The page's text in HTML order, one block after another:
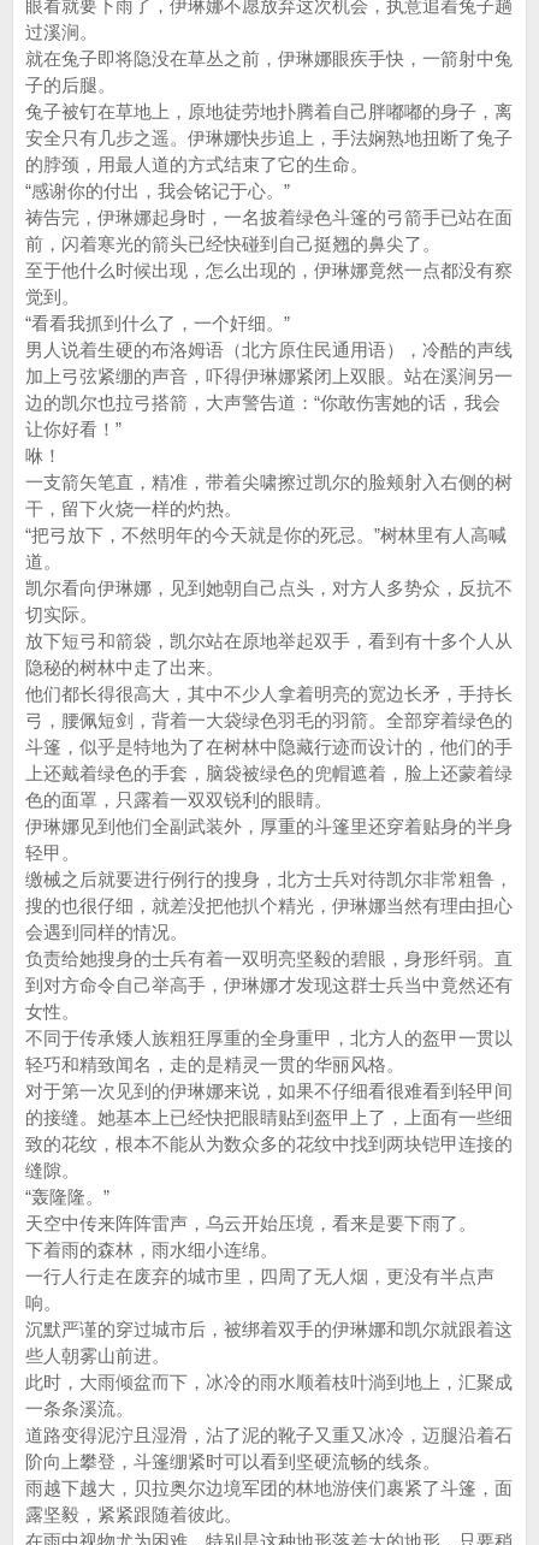
眼看就要下雨了，伊琳娜不愿放弃这次机会，执意追着兔子趟
过溪涧。
就在兔子即将隐没在草丛之前，伊琳娜眼疾手快，一箭射中兔
子的后腿。
兔子被钉在草地上，原地徒劳地扑腾着自己胖嘟嘟的身子，离
安全只有几步之遥。伊琳娜快步追上，手法娴熟地扭断了兔子
的脖颈，用最人道的方式结束了它的生命。
“感谢你的付出，我会铭记于心。”
祷告完，伊琳娜起身时，一名披着绿色斗篷的弓箭手已站在面
前，闪着寒光的箭头已经快碰到自己挺翘的鼻尖了。
至于他什么时候出现，怎么出现的，伊琳娜竟然一点都没有察
觉到。
“看看我抓到什么了，一个奸细。”
男人说着生硬的布洛姆语（北方原住民通用语），冷酷的声线
加上弓弦紧绷的声音，吓得伊琳娜紧闭上双眼。站在溪涧另一
边的凯尔也拉弓搭箭，大声警告道：“你敢伤害她的话，我会
让你好看！”
咻！
一支箭矢笔直，精准，带着尖啸擦过凯尔的脸颊射入右侧的树
干，留下火烧一样的灼热。
“把弓放下，不然明年的今天就是你的死忌。”树林里有人高喊
道。
凯尔看向伊琳娜，见到她朝自己点头，对方人多势众，反抗不
切实际。
放下短弓和箭袋，凯尔站在原地举起双手，看到有十多个人从
隐秘的树林中走了出来。
他们都长得很高大，其中不少人拿着明亮的宽边长矛，手持长
弓，腰佩短剑，背着一大袋绿色羽毛的羽箭。全部穿着绿色的
斗篷，似乎是特地为了在树林中隐藏行迹而设计的，他们的手
上还戴着绿色的手套，脑袋被绿色的兜帽遮着，脸上还蒙着绿
色的面罩，只露着一双双锐利的眼睛。
伊琳娜见到他们全副武装外，厚重的斗篷里还穿着贴身的半身
轻甲。
缴械之后就要进行例行的搜身，北方士兵对待凯尔非常粗鲁，
搜的也很仔细，就差没把他扒个精光，伊琳娜当然有理由担心
会遇到同样的情况。
负责给她搜身的士兵有着一双明亮坚毅的碧眼，身形纤弱。直
到对方命令自己举高手，伊琳娜才发现这群士兵当中竟然还有
女性。
不同于传承矮人族粗狂厚重的全身重甲，北方人的盔甲一贯以
轻巧和精致闻名，走的是精灵一贯的华丽风格。
对于第一次见到的伊琳娜来说，如果不仔细看很难看到轻甲间
的接缝。她基本上已经快把眼睛贴到盔甲上了，上面有一些细
致的花纹，根本不能从为数众多的花纹中找到两块铠甲连接的
缝隙。
“轰隆隆。”
天空中传来阵阵雷声，乌云开始压境，看来是要下雨了。
下着雨的森林，雨水细小连绵。
一行人行走在废弃的城市里，四周了无人烟，更没有半点声
响。
沉默严谨的穿过城市后，被绑着双手的伊琳娜和凯尔就跟着这
些人朝雾山前进。
此时，大雨倾盆而下，冰冷的雨水顺着枝叶淌到地上，汇聚成
一条条溪流。
道路变得泥泞且湿滑，沾了泥的靴子又重又冰冷，迈腿沿着石
阶向上攀登，斗篷绷紧时可以看到坚硬流畅的线条。
雨越下越大，贝拉奥尔边境军团的林地游侠们裹紧了斗篷，面
露坚毅，紧紧跟随着彼此。
在雨中视物尤为困难，特别是这种地形落差大的地形，只要稍